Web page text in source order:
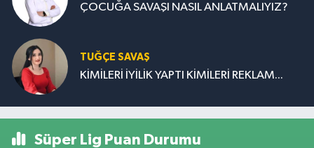
ÇOCUĞA SAVAŞI NASIL ANLATMALIYIZ?
TUĞÇE SAVAŞ
KİMİLERİ İYİLİK YAPTI KİMİLERİ REKLAM...
Süper Lig Puan Durumu